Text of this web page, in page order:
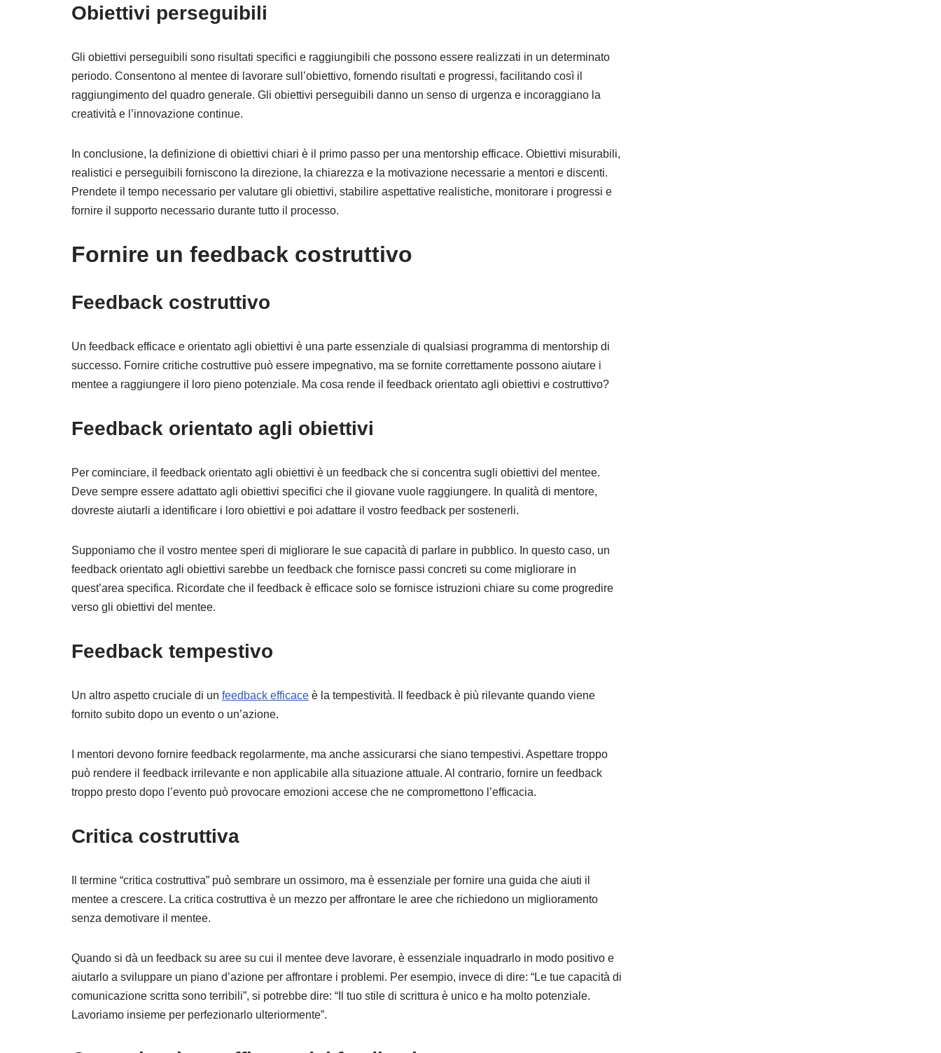
Obiettivi perseguibili
Gli obiettivi perseguibili sono risultati specifici e raggiungibili che possono essere realizzati in un determinato
periodo. Consentono al mentee di lavorare sull’obiettivo, fornendo risultati e progressi, facilitando così il
raggiungimento del quadro generale. Gli obiettivi perseguibili danno un senso di urgenza e incoraggiano la
creatività e l’innovazione continue.
In conclusione, la definizione di obiettivi chiari è il primo passo per una mentorship efficace. Obiettivi misurabili,
realistici e perseguibili forniscono la direzione, la chiarezza e la motivazione necessarie a mentori e discenti.
Prendete il tempo necessario per valutare gli obiettivi, stabilire aspettative realistiche, monitorare i progressi e
fornire il supporto necessario durante tutto il processo.
Fornire un feedback costruttivo
Feedback costruttivo
Un feedback efficace e orientato agli obiettivi è una parte essenziale di qualsiasi programma di mentorship di
successo. Fornire critiche costruttive può essere impegnativo, ma se fornite correttamente possono aiutare i
mentee a raggiungere il loro pieno potenziale. Ma cosa rende il feedback orientato agli obiettivi e costruttivo?
Feedback orientato agli obiettivi
Per cominciare, il feedback orientato agli obiettivi è un feedback che si concentra sugli obiettivi del mentee.
Deve sempre essere adattato agli obiettivi specifici che il giovane vuole raggiungere. In qualità di mentore,
dovreste aiutarli a identificare i loro obiettivi e poi adattare il vostro feedback per sostenerli.
Supponiamo che il vostro mentee speri di migliorare le sue capacità di parlare in pubblico. In questo caso, un
feedback orientato agli obiettivi sarebbe un feedback che fornisce passi concreti su come migliorare in
quest’area specifica. Ricordate che il feedback è efficace solo se fornisce istruzioni chiare su come progredire
verso gli obiettivi del mentee.
Feedback tempestivo
Un altro aspetto cruciale di un feedback efficace è la tempestività. Il feedback è più rilevante quando viene
fornito subito dopo un evento o un’azione.
I mentori devono fornire feedback regolarmente, ma anche assicurarsi che siano tempestivi. Aspettare troppo
può rendere il feedback irrilevante e non applicabile alla situazione attuale. Al contrario, fornire un feedback
troppo presto dopo l’evento può provocare emozioni accese che ne compromettono l’efficacia.
Critica costruttiva
Il termine “critica costruttiva” può sembrare un ossimoro, ma è essenziale per fornire una guida che aiuti il
mentee a crescere. La critica costruttiva è un mezzo per affrontare le aree che richiedono un miglioramento
senza demotivare il mentee.
Quando si dà un feedback su aree su cui il mentee deve lavorare, è essenziale inquadrarlo in modo positivo e
aiutarlo a sviluppare un piano d’azione per affrontare i problemi. Per esempio, invece di dire: “Le tue capacità di
comunicazione scritta sono terribili”, si potrebbe dire: “Il tuo stile di scrittura è unico e ha molto potenziale.
Lavoriamo insieme per perfezionarlo ulteriormente”.